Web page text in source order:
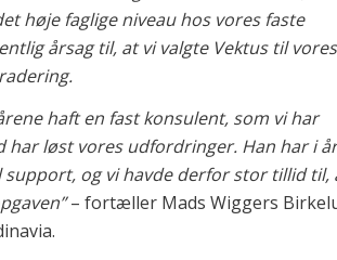
høje faglige niveau hos vores faste
årsag til, at vi valgte Vektus til vores
haft en fast konsulent, som vi har
har løst vores udfordringer. Han har i
og vi havde derfor stor tillid til,
– fortæller Mads Wiggers